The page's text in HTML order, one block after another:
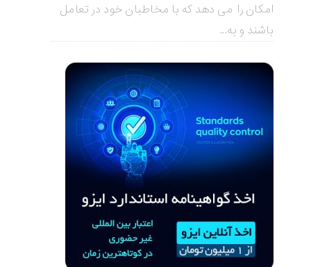
امکان را می دهد که با مخاطبان خود در تعامل
باشند و به...